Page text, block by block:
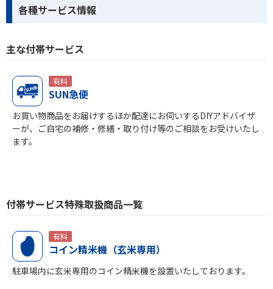
各種サービス情報
主な付帯サービス
有料
SUN急便
お買い物商品をお届けするほか配達にお伺いするDIYアドバイザ
ーが、ご自宅の補修・修繕・取り付け等のご相談をお受けいたし
ます。
付帯サービス特殊取扱商品一覧
有料
コイン精米機（玄米専用）
駐車場内に玄米専用のコイン精米機を設置いたしております。